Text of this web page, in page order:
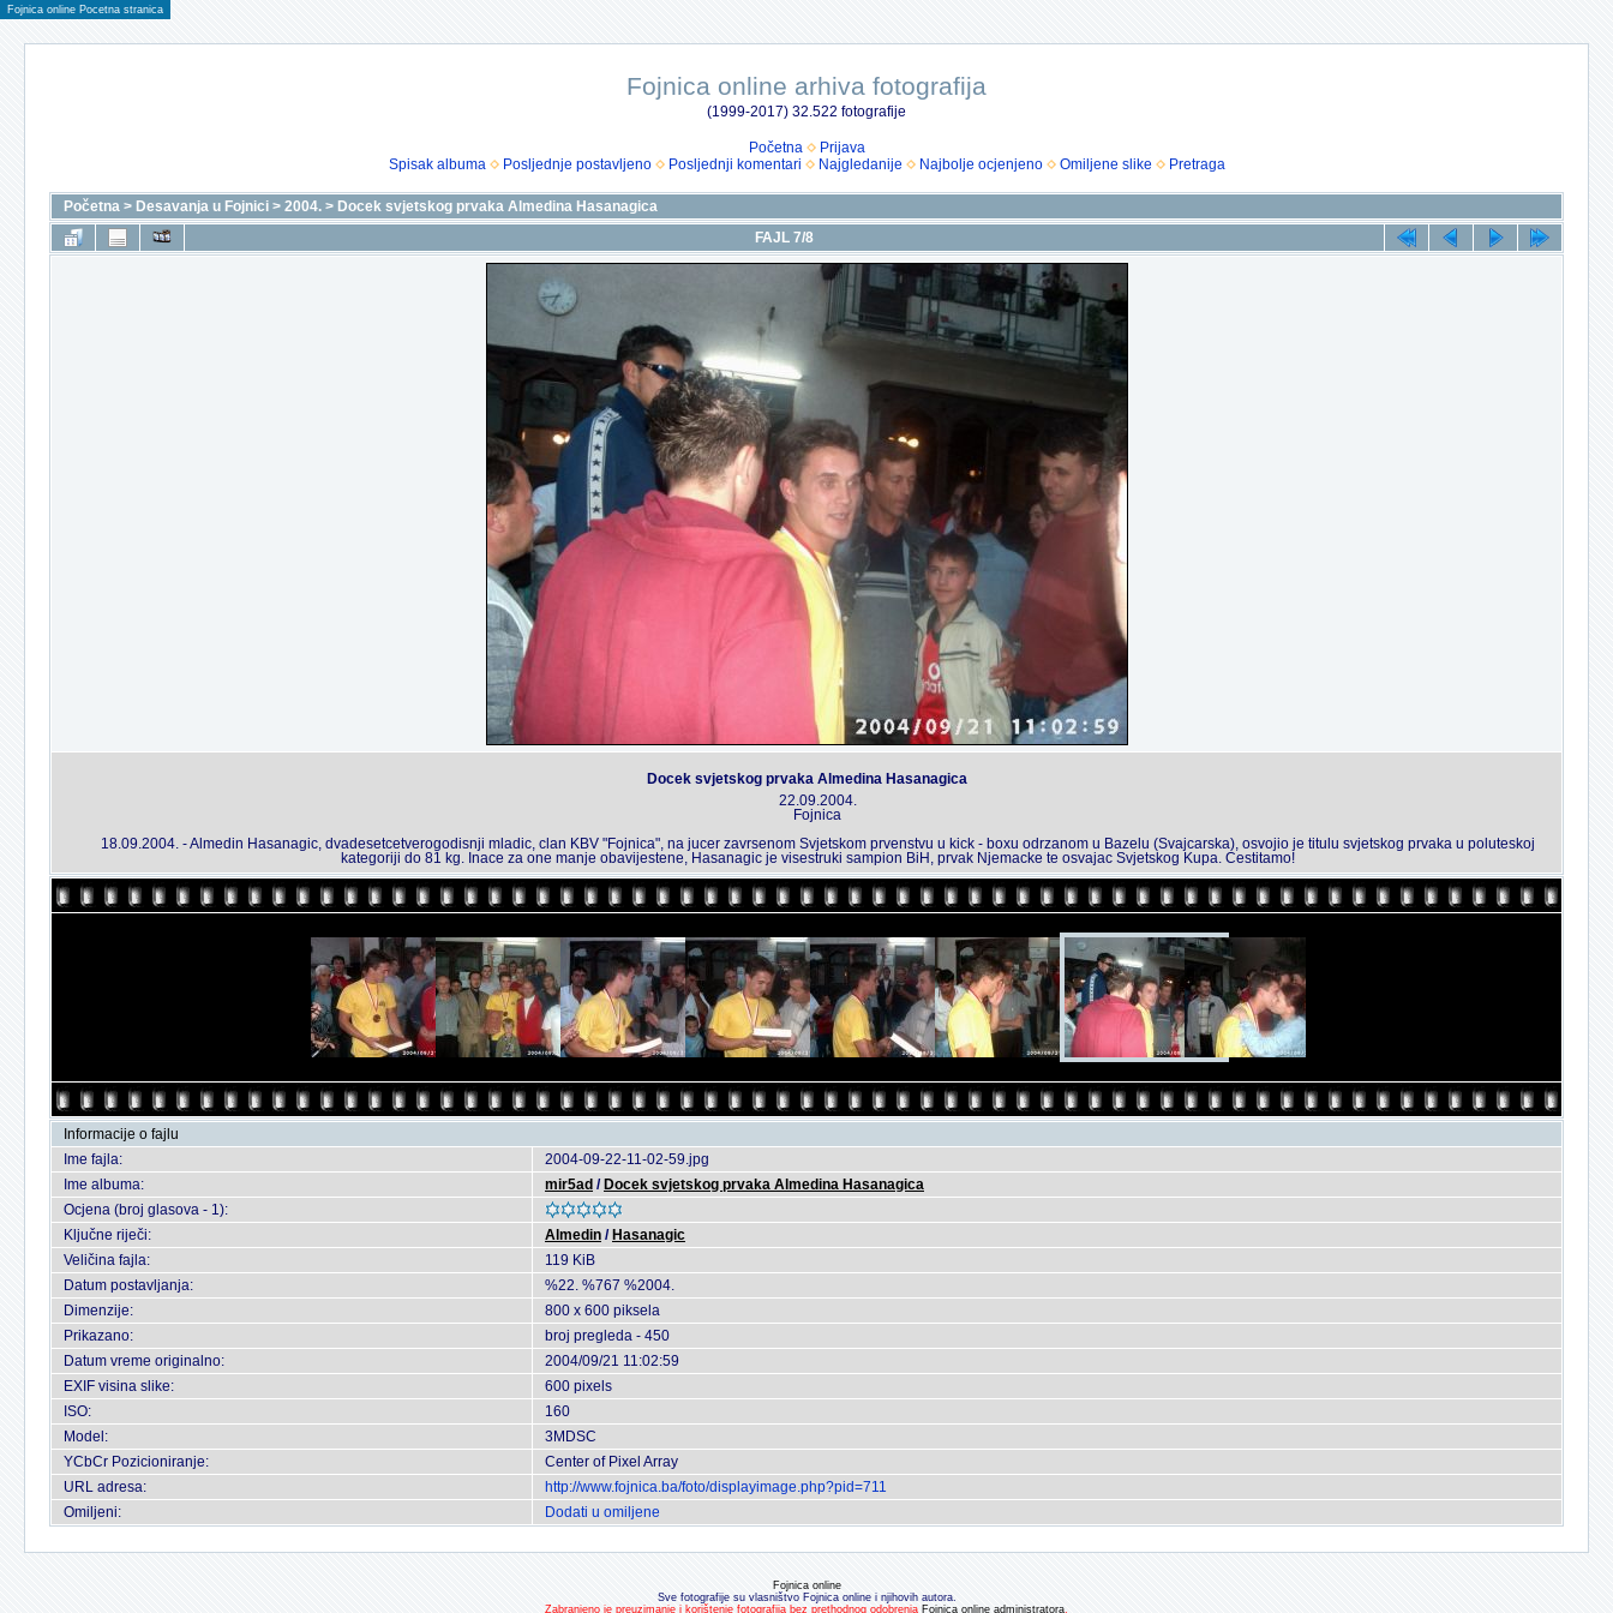
Fojnica online Pocetna stranica
Fojnica online arhiva fotografija
(1999-2017) 32.522 fotografije
Početna
Prijava
Spisak albuma
Posljednje postavljeno Posljednji komentari Najgledanije Najbolje ocjenjeno Omiljene slike Pretraga
Početna > Desavanja u Fojnici > 2004. > Docek svjetskog prvaka Almedina Hasanagica
FAJL 7/8
Docek svjetskog prvaka Almedina Hasanagica
22.09.2004.
Fojnica
18.09.2004. - Almedin Hasanagic, dvadesetcetverogodisnji mladic, clan KBV "Fojnica", na jucer zavrsenom Svjetskom prvenstvu u kick - boxu odrzanom u Bazelu (Svajcarska), osvojio je titulu svjetskog prvaka u poluteskoj
kategoriji do 81 kg. Inace za one manje obavijestene, Hasanagic je visestruki sampion BiH, prvak Njemacke te osvajac Svjetskog Kupa. Cestitamo!
Informacije o fajlu
Ime fajla:
2004-09-22-11-02-59.jpg
Ime albuma:
mir5ad / Docek svjetskog prvaka Almedina Hasanagica
Ocjena (broj glasova - 1):
Ključne riječi:
Almedin / Hasanagic
Veličina fajla:
119 KiB
Datum postavljanja:
%22. %767 %2004.
Dimenzije:
800 x 600 piksela
Prikazano:
broj pregleda - 450
Datum vreme originalno:
2004/09/21 11:02:59
EXIF visina slike:
600 pixels
ISO:
160
Model:
3MDSC
YCbCr Pozicioniranje:
Center of Pixel Array
URL adresa:
http://www.fojnica.ba/foto/displayimage.php?pid=711
Omiljeni:
Dodati u omiljene
Fojnica online
Sve fotografije su vlasništvo Fojnica online i njihovih autora.
Zabranjeno je preuzimanje i korištenje fotografija bez prethodnog odobrenja Fojnica online administratora.